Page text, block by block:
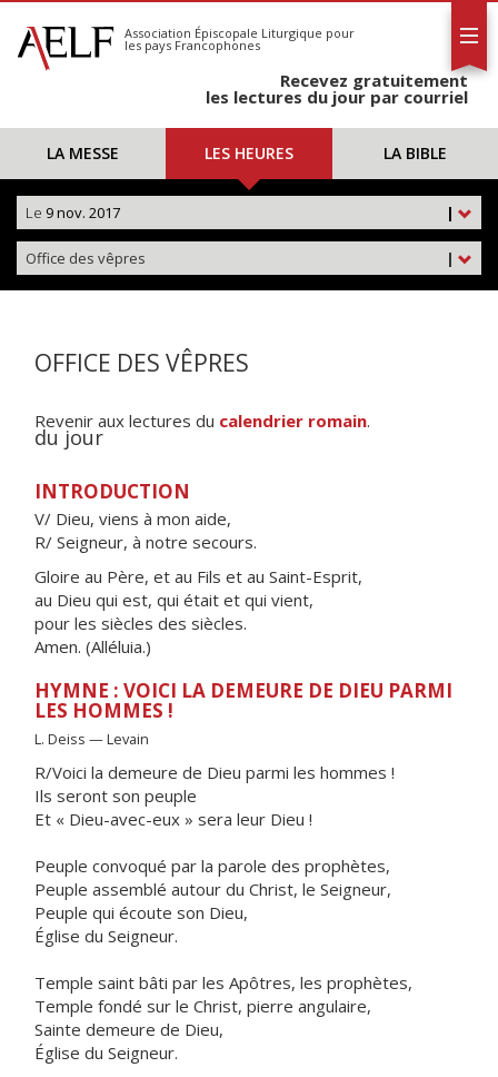
S'abonner
Calendrier
Association Épiscopale Liturgique pour
les pays Francophones
Recevez gratuitement
les lectures du jour par courriel
LA MESSE LES HEURES LA BIBLE
|
Le 9 nov. 2017
|
Office des vêpres
OFFICE DES VÊPRES
Revenir aux lectures du calendrier romain.
du jour
INTRODUCTION
V/ Dieu, viens à mon aide,
R/ Seigneur, à notre secours.
Gloire au Père, et au Fils et au Saint-Esprit,
au Dieu qui est, qui était et qui vient,
pour les siècles des siècles.
Amen. (Alléluia.)
HYMNE : VOICI LA DEMEURE DE DIEU PARMI
LES HOMMES !
L. Deiss — Levain
R/Voici la demeure de Dieu parmi les hommes !
Ils seront son peuple
Et « Dieu-avec-eux » sera leur Dieu !
Peuple convoqué par la parole des prophètes,
Peuple assemblé autour du Christ, le Seigneur,
Peuple qui écoute son Dieu,
Église du Seigneur.
Temple saint bâti par les Apôtres, les prophètes,
Temple fondé sur le Christ, pierre angulaire,
Sainte demeure de Dieu,
Église du Seigneur.